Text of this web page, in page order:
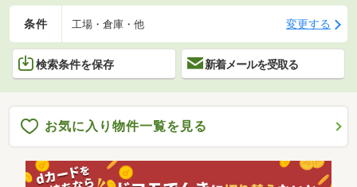
条件 工場・倉庫・他 変更する
検索条件を保存 新着メールを受取る
お気に入り物件一覧を見る